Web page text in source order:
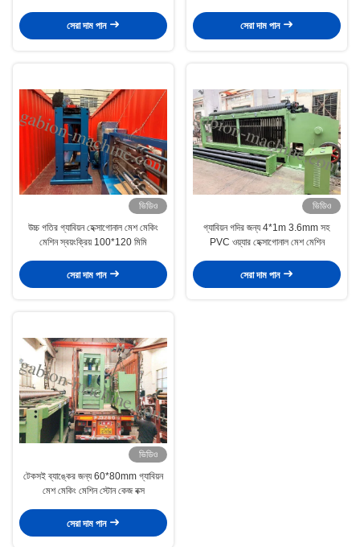
সেরা দাম পান সেরা দাম পান
ভিডিও
উচ্চ গতির গ্যাবিয়ন হেক্সাগোনাল মেশ মেকিং
মেশিন স্বয়ংক্রিয় 100*120 মিমি
সেরা দাম পান
ভিডিও
গ্যাবিয়ন গদির জন্য 4*1m 3.6mm সহ
PVC ওয়্যার হেক্সাগোনাল মেশ মেশিন
সেরা দাম পান
ভিডিও
টেকসই ব্যাঙ্কের জন্য 60*80mm গ্যাবিয়ন
মেশ মেকিং মেশিন স্টোন কেজ বক্স
সেরা দাম পান